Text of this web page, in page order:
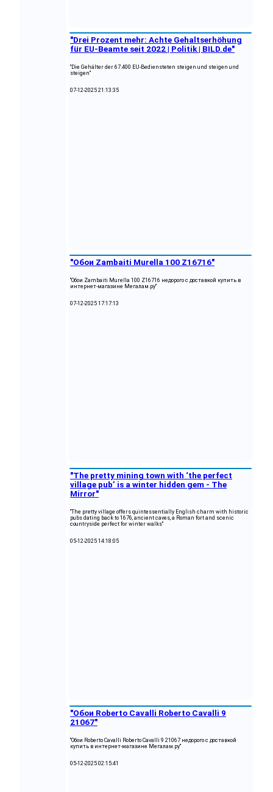
"Drei Prozent mehr: Achte Gehaltserhöhung
für EU-Beamte seit 2022 | Politik | BILD.de"
"Die Gehälter der 67.400 EU-Bediensteten steigen und steigen und
steigen"
07-12-2025 21:13:35
"Обои Zambaiti Murella 100 Z16716"
"Обои Zambaiti Murella 100 Z16716 недорого с доставкой купить в
интернет-магазине Мегалам.ру"
07-12-2025 17:17:13
"The pretty mining town with ‘the perfect
village pub’ is a winter hidden gem - The
Mirror"
"The pretty village offers quintessentially English charm with historic
pubs dating back to 1676, ancient caves, a Roman fort and scenic
countryside perfect for winter walks"
05-12-2025 14:18:05
"Обои Roberto Cavalli Roberto Cavalli 9
21067"
"Обои Roberto Cavalli Roberto Cavalli 9 21067 недорого с доставкой
купить в интернет-магазине Мегалам.ру"
05-12-2025 02:15:41